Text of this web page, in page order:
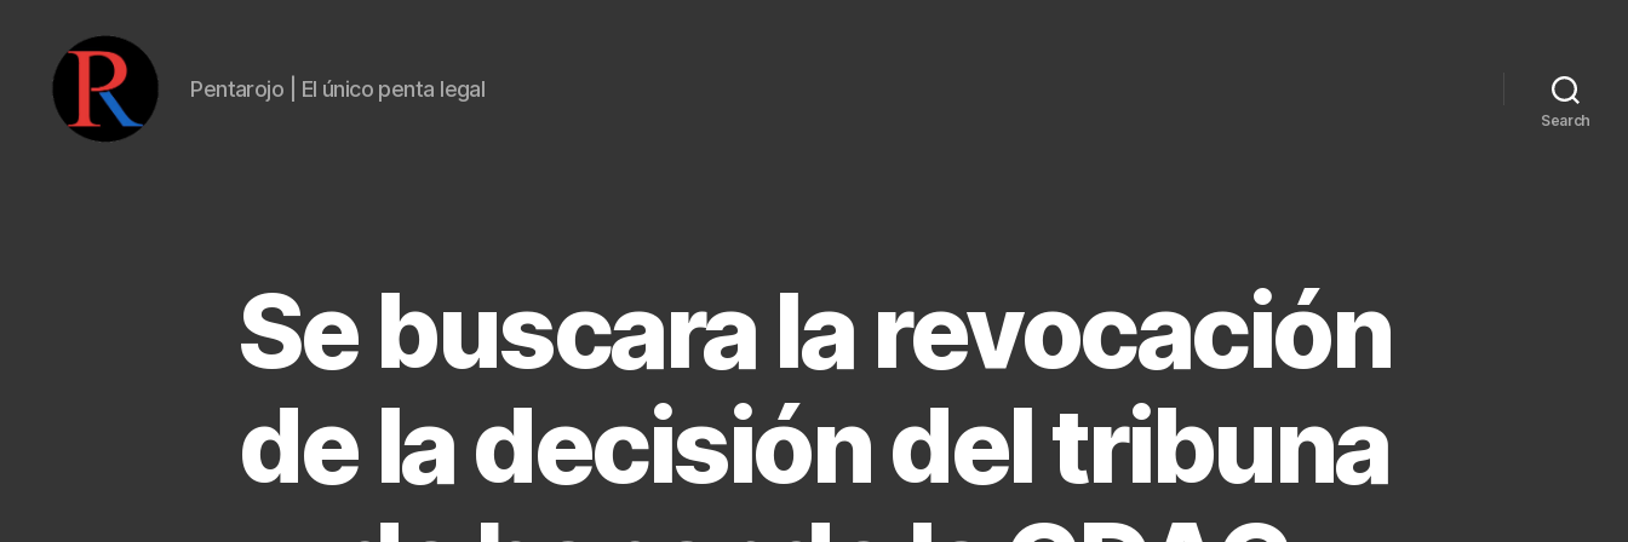
Pentarojo | El único penta legal
Search
Se buscara la revocación
de la decisión del tribuna